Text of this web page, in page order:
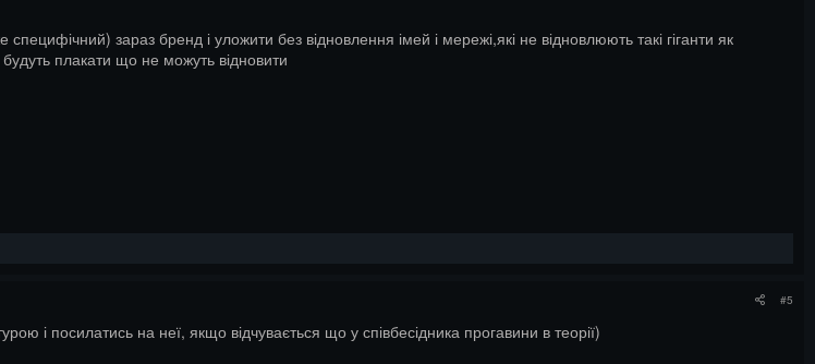
зараз бренд і уложити без відновлення імей і мережі,які не відновлюють такі гіганти як
плакати що не можуть відновити
#5
і посилатись на неї, якщо відчувається що у співбесідника прогавини в теорії)